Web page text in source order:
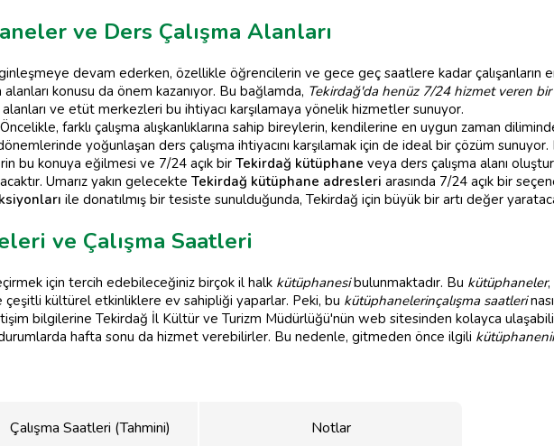
ve Ders Çalışma Alanları
devam ederken, özellikle öğrencilerin ve gece geç saatlere kadar çalışanların
konusu da önem kazanıyor. Bu bağlamda, Tekirdağ'da henüz 7/24 hizmet veren
alanları ve etüt merkezleri bu ihtiyacı karşılamaya yönelik hizmetler sunuyor.
farklı çalışma alışkanlıklarına sahip bireylerin, kendilerine en uygun zaman
yoğunlaşan ders çalışma ihtiyacını karşılamak için de ideal bir çözüm
bu konuya eğilmesi ve 7/24 açık bir Tekirdağ kütüphane veya ders çalışma alanı
Umarız yakın gelecekte Tekirdağ kütüphane adresleri arasında 7/24 açık bir
ile donatılmış bir tesiste sunulduğunda, Tekirdağ için büyük bir artı değer
ve Çalışma Saatleri
için tercih edebileceğiniz birçok il halk kütüphanesibulunmaktadır. Bu kütüphaneler
çeşitli kültürel etkinliklere ev sahipliği yaparlar. Peki, bu kütüphanelerinçalışma saatleri
bilgilerine Tekirdağ İl Kültür ve Turizm Müdürlüğü'nün web sitesinden kolayca
durumlarda hafta sonu da hizmet verebilirler. Bu nedenle, gitmeden önce ilgili
Çalışma Saatleri (Tahmini) Notlar